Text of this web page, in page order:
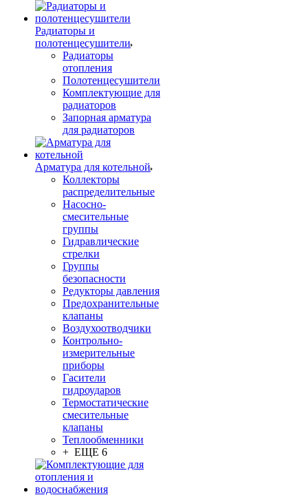
Радиаторы и
полотенцесушители
Радиаторы
отопления
Полотенцесушители
Комплектующие для
радиаторов
Запорная арматура
для радиаторов
Арматура для котельной
Коллекторы
распределительные
Насосно-
смесительные
группы
Гидравлические
стрелки
Группы
безопасности
Редукторы давления
Предохранительные
клапаны
Воздухоотводчики
Контрольно-
измерительные
приборы
Гасители
гидроударов
Термостатические
смесительные
клапаны
Теплообменники
+ ЕЩЕ 6